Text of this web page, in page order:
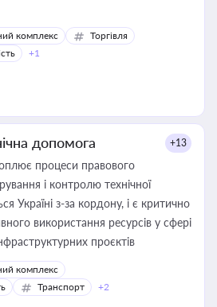
комплекс
Торгівля
+1
допомога +13
процеси правового
і контролю технічної
Україні з-за кордону, і є критично
використання ресурсів у сфері
проєктів
комплекс
Транспорт +2